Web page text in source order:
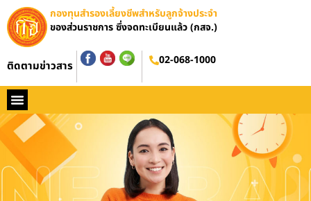
กองทุนสำรองเลี้ยงชีพสำหรับลูกจ้างประจำ
ของส่วนราชการ ซึ่งจดทะเบียนแล้ว (กสจ.)
ติดตามข่าวสาร 02-068-1000
อบรมออนไลน์